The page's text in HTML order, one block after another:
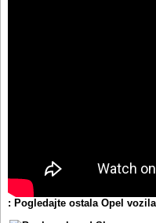
: Pogledajte ostala Opel